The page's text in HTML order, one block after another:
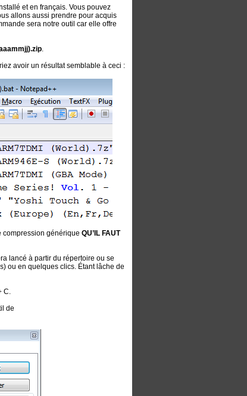
et en français. Vous pouvez
allons aussi prendre pour acquis
sera notre outil car elle offre
.
avoir un résultat semblable à ceci :
compression générique QU’IL FAUT
lancé à partir du répertoire ou se
ou en quelques clics. Étant lâche de
C.
de